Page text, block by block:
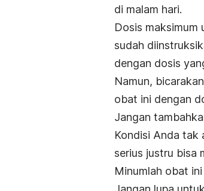
di malam hari.
Dosis maksimum
sudah
dengan dosis
Namun,
obat ini dengan
Jangan
Kondisi Anda tak
serius justru bisa
Minumlah obat